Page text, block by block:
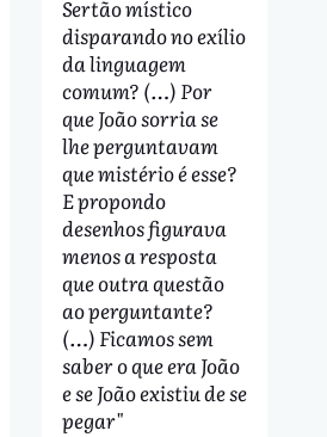
Sertão místico
disparando no exílio
da linguagem
comum? (…) Por
que João sorria se
lhe perguntavam
que mistério é esse?
E propondo
desenhos figurava
menos a resposta
que outra questão
ao perguntante?
(…) Ficamos sem
saber o que era João
e se João existiu de se
pegar"